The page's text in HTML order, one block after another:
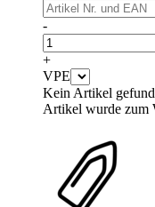
-
+
VPE
Kein Artikel
Artikel wurde zum